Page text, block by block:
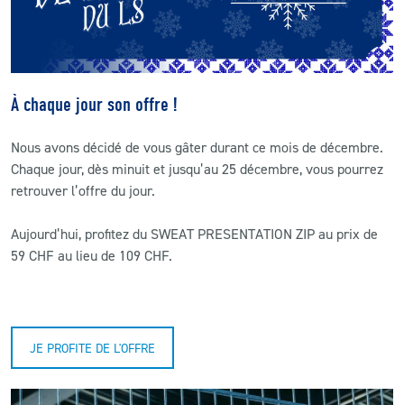
CONTACT
LS E-SHOP
LS ACADEMY CAMPS
PRESSE ET MEDIAS
À chaque jour son offre !
Nous avons décidé de vous gâter durant ce mois de décembre.
Chaque jour, dès minuit et jusqu’au 25 décembre, vous pourrez
retrouver l’offre du jour.
Aujourd’hui, profitez du SWEAT PRESENTATION ZIP au prix de
59 CHF au lieu de 109 CHF.
JE PROFITE DE L'OFFRE